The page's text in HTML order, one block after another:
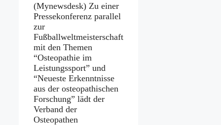
(Mynewsdesk) Zu einer
Pressekonferenz parallel
zur
Fußballweltmeisterschaft
mit den Themen
“Osteopathie im
Leistungssport” und
“Neueste Erkenntnisse
aus der osteopathischen
Forschung” lädt der
Verband der
Osteopathen